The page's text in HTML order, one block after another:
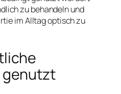
zu behandeln und
im Alltag optisch zu
genutzt